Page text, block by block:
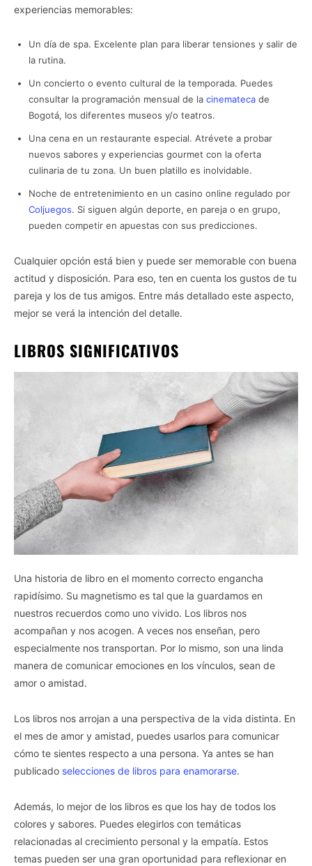
experiencias memorables:
Un día de spa. Excelente plan para liberar tensiones y salir de
la rutina.
Un concierto o evento cultural de la temporada. Puedes
consultar la programación mensual de la cinemateca de
Bogotá, los diferentes museos y/o teatros.
Una cena en un restaurante especial. Atrévete a probar
nuevos sabores y experiencias gourmet con la oferta
culinaria de tu zona. Un buen platillo es inolvidable.
Noche de entretenimiento en un casino online regulado por
Coljuegos. Si siguen algún deporte, en pareja o en grupo,
pueden competir en apuestas con sus predicciones.
Cualquier opción está bien y puede ser memorable con buena
actitud y disposición. Para eso, ten en cuenta los gustos de tu
pareja y los de tus amigos. Entre más detallado este aspecto,
mejor se verá la intención del detalle.
LIBROS SIGNIFICATIVOS
Una historia de libro en el momento correcto engancha
rapidísimo. Su magnetismo es tal que la guardamos en
nuestros recuerdos como uno vivido. Los libros nos
acompañan y nos acogen. A veces nos enseñan, pero
especialmente nos transportan. Por lo mismo, son una linda
manera de comunicar emociones en los vínculos, sean de
amor o amistad.
Los libros nos arrojan a una perspectiva de la vida distinta. En
el mes de amor y amistad, puedes usarlos para comunicar
cómo te sientes respecto a una persona. Ya antes se han
publicado selecciones de libros para enamorarse.
Además, lo mejor de los libros es que los hay de todos los
colores y sabores. Puedes elegirlos con temáticas
relacionadas al crecimiento personal y la empatía. Estos
temas pueden ser una gran oportunidad para reflexionar en